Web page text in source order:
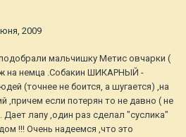
2009
мальчишку Метис овчарки (
на немца .Собакин ШИКАРНЫЙ -
(точнее не боится, а шугается) ,на
,причем если потерян то не давно ( не
лапу ,один раз сделал "суслика"
!!! Очень надеемся ,что это